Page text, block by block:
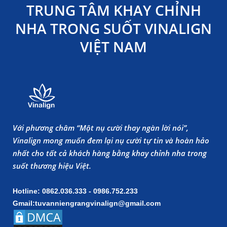
TRUNG TÂM KHAY CHỈNH
NHA TRONG SUỐT VINALIGN
VIỆT NAM
Với phương châm “Một nụ cười thay ngàn lời nói”,
Vinalign mong muốn đem lại nụ cười tự tin và hoàn hảo
nhất cho tất cả khách hàng bằng khay chỉnh nha trong
suốt thương hiệu Việt.
Hotline: 0862.036.333 - 0986.752.233
Gmail:tuvanniengrangvinalign@gmail.com